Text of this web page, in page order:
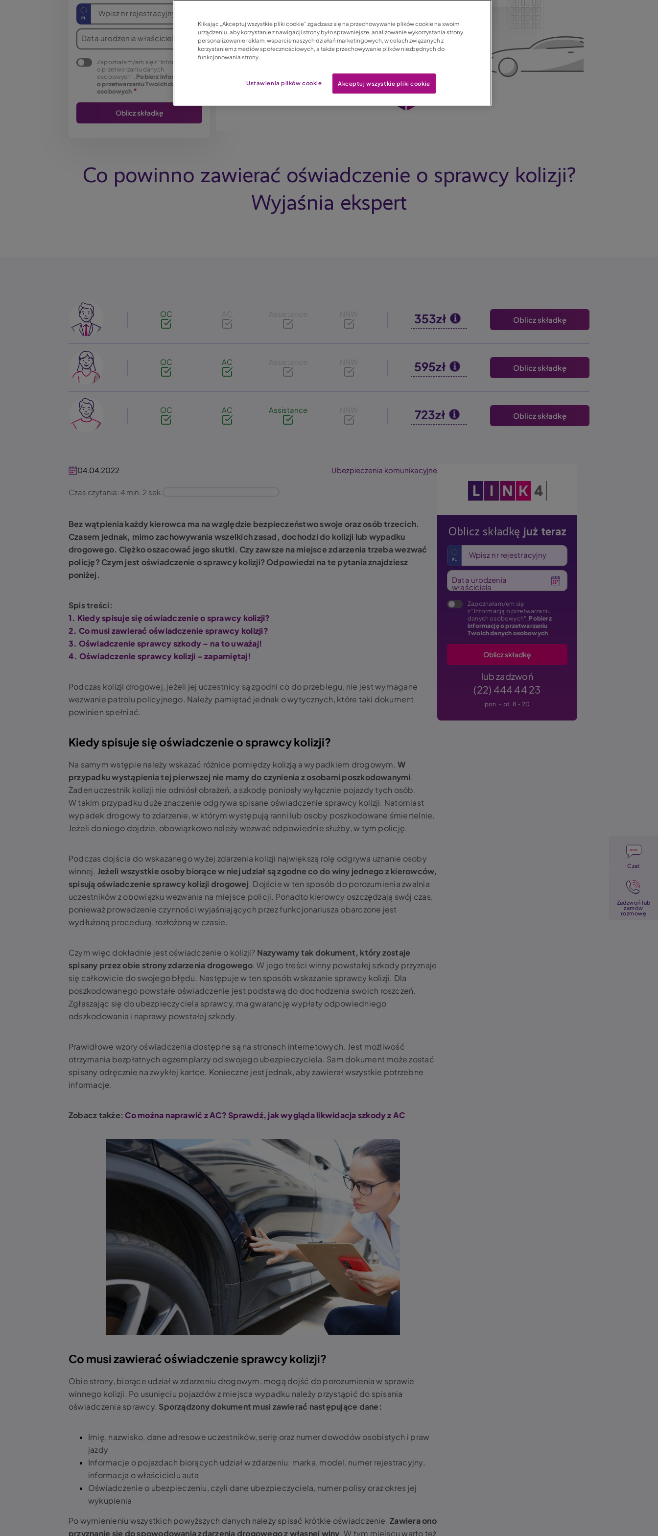
Wpisz nr rejestracyjny
Data urodzenia właściciela
Zapoznałam/em się z "Informacją
o przetwarzaniu danych
osobowych". Pobierz informację
o przetwarzaniu Twoich danych
osobowych
Co powinno zawierać oświadczenie o sprawcy kolizji?
Wyjaśnia ekspert
Image
OC AC Assistance NNW 353zł Oblicz składkę
Image
OC AC Assistance NNW 595zł Oblicz składkę
Image
OC AC Assistance NNW 723zł Oblicz składkę
04.04.2022 Ubezpieczenia komunikacyjne
Czas czytania: 4 min. 2 sek.
Bez wątpienia każdy kierowca ma na względzie bezpieczeństwo swoje oraz osób trzecich.
Czasem jednak, mimo zachowywania wszelkich zasad, dochodzi do kolizji lub wypadku
drogowego. Ciężko oszacować jego skutki. Czy zawsze na miejsce zdarzenia trzeba wezwać
policję? Czym jest oświadczenie o sprawcy kolizji? Odpowiedzi na te pytania znajdziesz
poniżej.
Spis treści:
1. Kiedy spisuje się oświadczenie o sprawcy kolizji?
2. Co musi zawierać oświadczenie sprawcy kolizji?
3. Oświadczenie sprawcy szkody – na to uważaj!
4. Oświadczenie sprawcy kolizji – zapamiętaj!
Podczas kolizji drogowej, jeżeli jej uczestnicy są zgodni co do przebiegu, nie jest wymagane
wezwanie patrolu policyjnego. Należy pamiętać jednak o wytycznych, które taki dokument
powinien spełniać.
Kiedy spisuje się oświadczenie o sprawcy kolizji?
Na samym wstępie należy wskazać różnice pomiędzy kolizją a wypadkiem drogowym. W
przypadku wystąpienia tej pierwszej nie mamy do czynienia z osobami poszkodowanymi.
Żaden uczestnik kolizji nie odniósł obrażeń, a szkodę poniosły wyłącznie pojazdy tych osób.
W takim przypadku duże znaczenie odgrywa spisane oświadczenie sprawcy kolizji. Natomiast
wypadek drogowy to zdarzenie, w którym występują ranni lub osoby poszkodowane śmiertelnie.
Jeżeli do niego dojdzie, obowiązkowo należy wezwać odpowiednie służby, w tym policję.
Podczas dojścia do wskazanego wyżej zdarzenia kolizji największą rolę odgrywa uznanie osoby
winnej. Jeżeli wszystkie osoby biorące w niej udział są zgodne co do winy jednego z kierowców,
spisują oświadczenie sprawcy kolizji drogowej. Dojście w ten sposób do porozumienia zwalnia
uczestników z obowiązku wezwania na miejsce policji. Ponadto kierowcy oszczędzają swój czas,
ponieważ prowadzenie czynności wyjaśniających przez funkcjonariusza obarczone jest
wydłużoną procedurą, rozłożoną w czasie.
Czym więc dokładnie jest oświadczenie o kolizji? Nazywamy tak dokument, który zostaje
spisany przez obie strony zdarzenia drogowego. W jego treści winny powstałej szkody przyznaje
się całkowicie do swojego błędu. Następuje w ten sposób wskazanie sprawcy kolizji. Dla
poszkodowanego powstałe oświadczenie jest podstawą do dochodzenia swoich roszczeń.
Zgłaszając się do ubezpieczyciela sprawcy, ma gwarancję wypłaty odpowiedniego
odszkodowania i naprawy powstałej szkody.
Prawidłowe wzory oświadczenia dostępne są na stronach internetowych. Jest możliwość
otrzymania bezpłatnych egzemplarzy od swojego ubezpieczyciela. Sam dokument może zostać
spisany odręcznie na zwykłej kartce. Konieczne jest jednak, aby zawierał wszystkie potrzebne
informacje.
Zobacz także: Co można naprawić z AC? Sprawdź, jak wygląda likwidacja szkody z AC
Co musi zawierać oświadczenie sprawcy kolizji?
Obie strony, biorące udział w zdarzeniu drogowym, mogą dojść do porozumienia w sprawie
winnego kolizji. Po usunięciu pojazdów z miejsca wypadku należy przystąpić do spisania
oświadczenia sprawcy. Sporządzony dokument musi zawierać następujące dane:
Imię, nazwisko, dane adresowe uczestników, serię oraz numer dowodów osobistych i praw
jazdy
Informacje o pojazdach biorących udział w zdarzeniu: marka, model, numer rejestracyjny,
informacja o właścicielu auta
Oświadczenie o ubezpieczeniu, czyli dane ubezpieczyciela, numer polisy oraz okres jej
wykupienia
Po wymienieniu wszystkich powyższych danych należy spisać krótkie oświadczenie. Zawiera ono
przyznanie się do spowodowania zdarzenia drogowego z własnej winy. W tym miejscu warto też
Obraz
Oblicz składkę już teraz
Wpisz nr rejestracyjny
Data urodzenia
właściciela
Zapoznałam/em się
z "Informacją o przetwarzaniu
danych osobowych". Pobierz
informację o przetwarzaniu
Twoich danych osobowych
lub zadzwoń
(22) 444 44 23
pon. - pt. 8 - 20
Czat
Zadzwoń lub
zamów
rozmowę
Klikając „Akceptuj wszystkie pliki cookie” zgadzasz się na przechowywanie plików cookie na swoim
urządzeniu, aby korzystanie z nawigacji strony było sprawniejsze, analizowanie wykorzystania strony,
personalizowanie reklam, wsparcie naszych działań marketingowych, w celach związanych z
korzystaniem z mediów społecznościowych, a także przechowywanie plików niezbędnych do
funkcjonowania strony.
Ustawienia plików cookie Akceptuj wszystkie pliki cookie